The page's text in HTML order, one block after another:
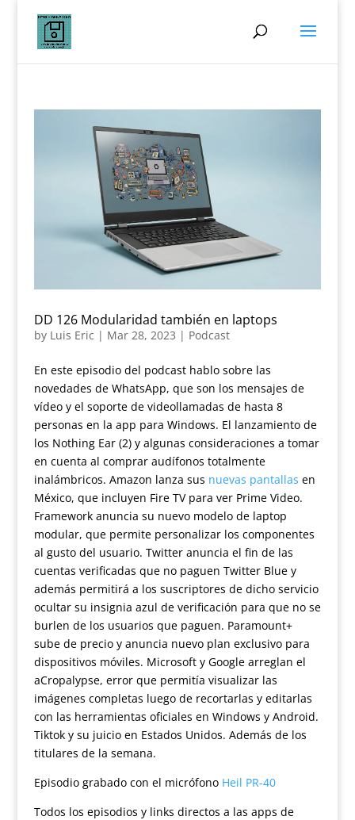
DD 126 Modularidad también en laptops
by Luis Eric | Mar 28, 2023 | Podcast
En este episodio del podcast hablo sobre las
novedades de WhatsApp, que son los mensajes de
vídeo y el soporte de videollamadas de hasta 8
personas en la app para Windows. El lanzamiento de
los Nothing Ear (2) y algunas consideraciones a tomar
en cuenta al comprar audífonos totalmente
inalámbricos. Amazon lanza sus nuevas pantallas en
México, que incluyen Fire TV para ver Prime Video.
Framework anuncia su nuevo modelo de laptop
modular, que permite personalizar los componentes
al gusto del usuario. Twitter anuncia el fin de las
cuentas verificadas que no paguen Twitter Blue y
además permitirá a los suscriptores de dicho servicio
ocultar su insignia azul de verificación para que no se
burlen de los usuarios que paguen. Paramount+
sube de precio y anuncia nuevo plan exclusivo para
dispositivos móviles. Microsoft y Google arreglan el
aCropalypse, error que permitía visualizar las
imágenes completas luego de recortarlas y editarlas
con las herramientas oficiales en Windows y Android.
Tiktok y su juicio en Estados Unidos. Además de los
titulares de la semana.
Episodio grabado con el micrófono Heil PR-40
Todos los episodios y links directos a las apps de